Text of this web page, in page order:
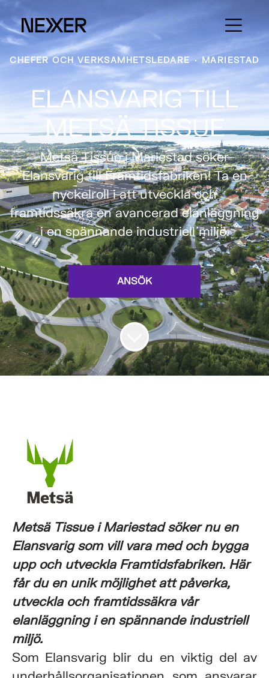
CHEFER OCH VERKSAMHETSLEDARE · MARIESTAD
ELANSVARIG TILL
METSÄ TISSUE
Metsä Tissue i Mariestad söker
Elansvarig till Framtidsfabriken! Ta en
nyckelroll i att utveckla och
framtidssäkra en avancerad elanläggning
i en spännande industriell miljö.
ANSÖK
Metsä Tissue i Mariestad söker nu en
Elansvarig som vill vara med och bygga
upp och utveckla Framtidsfabriken. Här
får du en unik möjlighet att påverka,
utveckla och framtidssäkra vår
elanläggning i en spännande industriell
miljö.
Som Elansvarig blir du en viktig del av